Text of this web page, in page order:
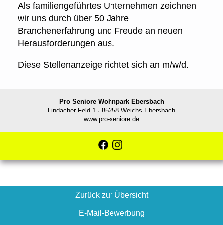
Als familiengeführtes Unternehmen zeichnen
wir uns durch über 50 Jahre
Branchenerfahrung und Freude an neuen
Herausforderungen aus.
Diese Stellenanzeige richtet sich an m/w/d.
Pro Seniore Wohnpark Ebersbach
Lindacher Feld 1 ∙ 85258 Weichs-Ebersbach
www.pro-seniore.de
Zurück zur Übersicht
E-Mail-Bewerbung